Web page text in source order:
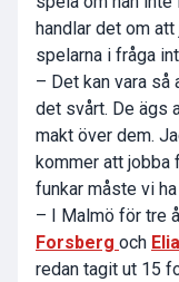
handlar det om
spelarna i fråga
– Det kan vara så
det svårt. De ägs
makt över dem.
kommer att
funkar måste vi
– I Malmö för tre
Forsberg och
redan tagit ut 15